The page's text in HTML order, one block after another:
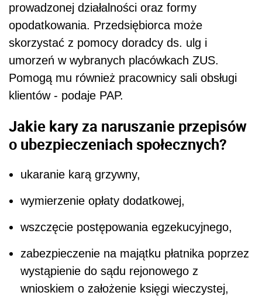
prowadzonej działalności oraz formy
opodatkowania. Przedsiębiorca może
skorzystać z pomocy doradcy ds. ulg i
umorzeń w wybranych placówkach ZUS.
Pomogą mu również pracownicy sali obsługi
klientów - podaje PAP.
Jakie kary za naruszanie przepisów
o ubezpieczeniach społecznych?
ukaranie karą grzywny,
wymierzenie opłaty dodatkowej,
wszczęcie postępowania egzekucyjnego,
zabezpieczenie na majątku płatnika poprzez
wystąpienie do sądu rejonowego z
wnioskiem o założenie księgi wieczystej,